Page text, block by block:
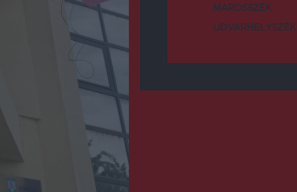
MAROSSZÉK
UDVARHELYSZÉK